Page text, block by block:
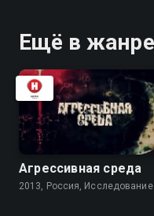
Ещё в
Агрессивная среда
2013, Россия, Исследование